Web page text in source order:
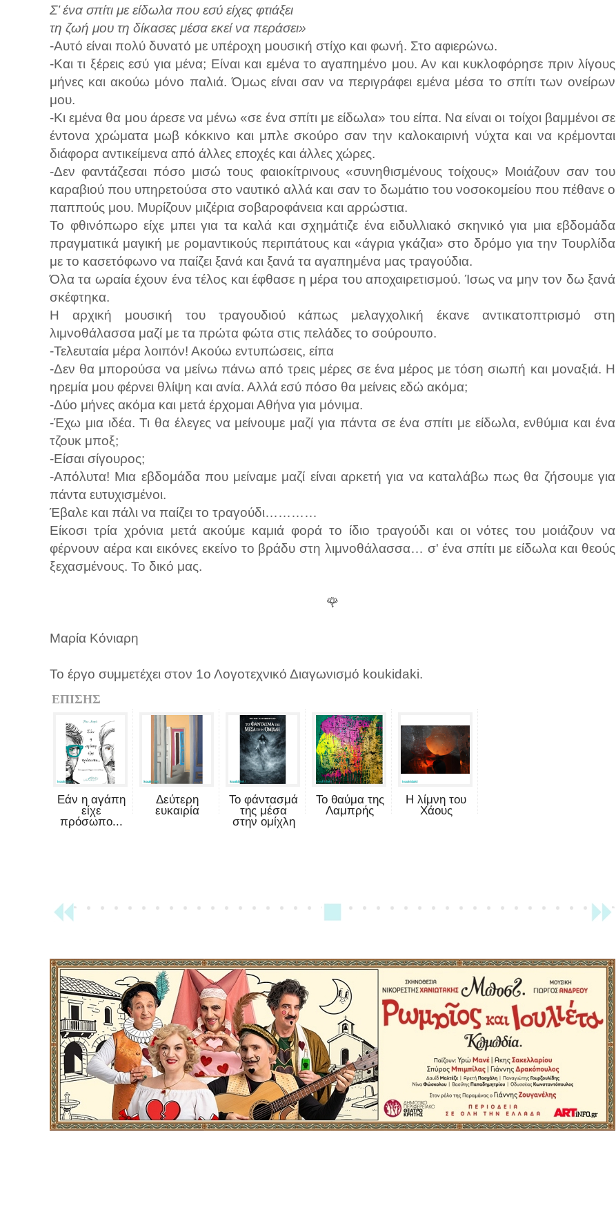
Σ’ ένα σπίτι με είδωλα που εσύ είχες φτιάξει
τη ζωή μου τη δίκασες μέσα εκεί να περάσει»
-Αυτό είναι πολύ δυνατό με υπέροχη μουσική στίχο και φωνή. Στο αφιερώνω.
-Και τι ξέρεις εσύ για μένα; Είναι και εμένα το αγαπημένο μου. Αν και κυκλοφόρησε πριν λίγους
μήνες και ακούω μόνο παλιά. Όμως είναι σαν να περιγράφει εμένα μέσα το σπίτι των ονείρων
μου.
-Κι εμένα θα μου άρεσε να μένω «σε ένα σπίτι με είδωλα» του είπα. Να είναι οι τοίχοι βαμμένοι σε
έντονα χρώματα μωβ κόκκινο και μπλε σκούρο σαν την καλοκαιρινή νύχτα και να κρέμονται
διάφορα αντικείμενα από άλλες εποχές και άλλες χώρες.
-Δεν φαντάζεσαι πόσο μισώ τους φαιοκίτρινους «συνηθισμένους τοίχους» Μοιάζουν σαν του
καραβιού που υπηρετούσα στο ναυτικό αλλά και σαν το δωμάτιο του νοσοκομείου που πέθανε ο
παππούς μου. Μυρίζουν μιζέρια σοβαροφάνεια και αρρώστια.
Το φθινόπωρο είχε μπει για τα καλά και σχημάτιζε ένα ειδυλλιακό σκηνικό για μια εβδομάδα
πραγματικά μαγική με ρομαντικούς περιπάτους και «άγρια γκάζια» στο δρόμο για την Τουρλίδα
με το κασετόφωνο να παίζει ξανά και ξανά τα αγαπημένα μας τραγούδια.
Όλα τα ωραία έχουν ένα τέλος και έφθασε η μέρα του αποχαιρετισμού. Ίσως να μην τον δω ξανά
σκέφτηκα.
Η αρχική μουσική του τραγουδιού κάπως μελαγχολική έκανε αντικατοπτρισμό στη
λιμνοθάλασσα μαζί με τα πρώτα φώτα στις πελάδες το σούρουπο.
-Τελευταία μέρα λοιπόν! Ακούω εντυπώσεις, είπα
-Δεν θα μπορούσα να μείνω πάνω από τρεις μέρες σε ένα μέρος με τόση σιωπή και μοναξιά. Η
ηρεμία μου φέρνει θλίψη και ανία. Αλλά εσύ πόσο θα μείνεις εδώ ακόμα;
-Δύο μήνες ακόμα και μετά έρχομαι Αθήνα για μόνιμα.
-Έχω μια ιδέα. Τι θα έλεγες να μείνουμε μαζί για πάντα σε ένα σπίτι με είδωλα, ενθύμια και ένα
τζουκ μποξ;
-Είσαι σίγουρος;
-Απόλυτα! Μια εβδομάδα που μείναμε μαζί είναι αρκετή για να καταλάβω πως θα ζήσουμε για
πάντα ευτυχισμένοι.
Έβαλε και πάλι να παίζει το τραγούδι…………
Είκοσι τρία χρόνια μετά ακούμε καμιά φορά το ίδιο τραγούδι και οι νότες του μοιάζουν να
φέρνουν αέρα και εικόνες εκείνο το βράδυ στη λιμνοθάλασσα… σ' ένα σπίτι με είδωλα και θεούς
ξεχασμένους. Το δικό μας.
🌹
Μαρία Κόνιαρη
Το έργο συμμετέχει στον 1ο Λογοτεχνικό Διαγωνισμό koukidaki.
ΕΠΙΣΗΣ
Εάν η αγάπη
είχε
πρόσωπο...
Δεύτερη
ευκαιρία
Το φάντασμά
της μέσα
στην ομίχλη
Το θαύμα της
Λαμπρής
Η λίμνη του
Χάους